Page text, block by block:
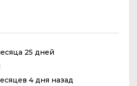
25 дней
4 дня назад